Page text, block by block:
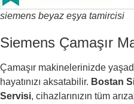
siemens beyaz eşya tamircisi
Siemens Çamaşır
Çamaşır makinelerinizde
hayatınızı aksatabilir. Bostan
Servisi, cihazlarınızın tüm